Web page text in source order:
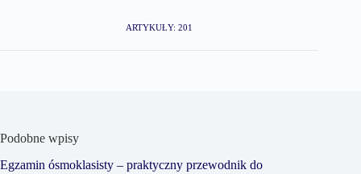
ARTYKUŁY: 201
Podobne wpisy
Egzamin ósmoklasisty – praktyczny przewodnik do